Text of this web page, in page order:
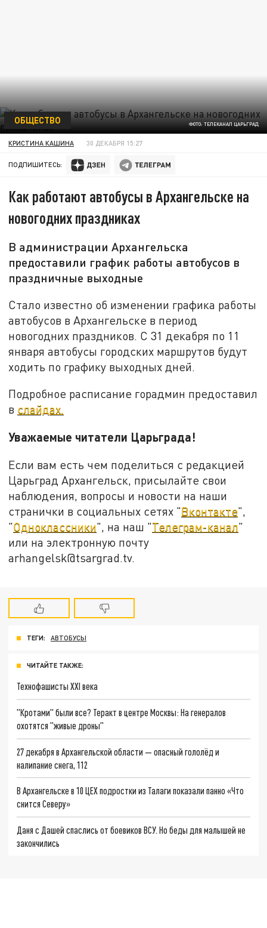
ФОТО: ТЕЛЕКАНАЛ ЦАРЬГРАД
ОБЩЕСТВО
КРИСТИНА КАШИНА 30 ДЕКАБРЯ 15:27
ПОДПИШИТЕСЬ:
Как работают автобусы в Архангельске на
новогодних праздниках
В администрации Архангельска
предоставили график работы автобусов в
праздничные выходные
Стало известно об изменении графика работы
автобусов в Архангельске в период
новогодних праздников. С 31 декабря по 11
января автобусы городских маршрутов будут
ходить по графику выходных дней.
Подробное расписание горадмин предоставил
в слайдах.
Уважаемые читатели Царьграда!
Если вам есть чем поделиться с редакцией
Царьград Архангельск, присылайте свои
наблюдения, вопросы и новости на наши
странички в социальных сетях "Вконтакте",
"Одноклассники", на наш "Телеграм-канал"
или на электронную почту
arhangelsk@tsargrad.tv.
ТЕГИ: АВТОБУСЫ
ЧИТАЙТЕ ТАКЖЕ:
Технофашисты XXI века
"Кротами" были все? Теракт в центре Москвы: На генералов
охотятся "живые дроны"
27 декабря в Архангельской области — опасный гололёд и
налипание снега, 112
В Архангельске в 10 ЦЕХ подростки из Талаги показали панно «Что
снится Северу»
Даня с Дашей спаслись от боевиков ВСУ. Но беды для малышей не
закончились